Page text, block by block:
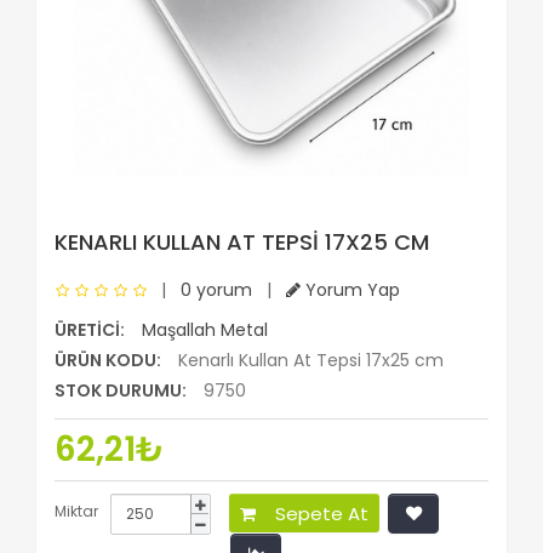
KENARLI KULLAN AT TEPSI 17X25 CM
| 0 yorum |
Yorum Yap
ÜRETICI:
Maşallah Metal
ÜRÜN KODU:
Kenarlı Kullan At Tepsi 17x25 cm
STOK DURUMU:
9750
62,21₺
Miktar Sepete At